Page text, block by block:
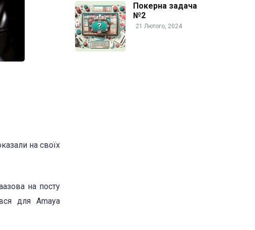
на своїх
на посту
для Amaya
Покерна задача
№2
21 Лютого, 2024